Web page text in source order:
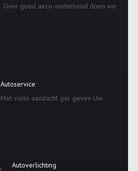
Over goed airco-onderhoud doen we
Autoservice
Met volle aandacht gas geven Uw...
Autoverlichting